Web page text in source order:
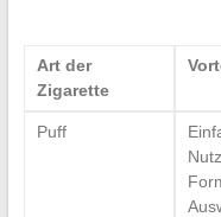
Art der
Zigarette
Puff